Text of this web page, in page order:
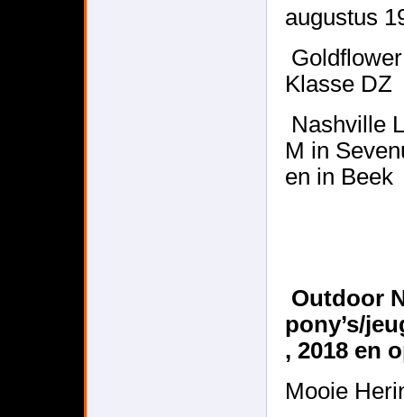
augustus
Klasse DZ
Nashville
M in
en in Beek
Outdoor
pony’s/
, 2018 en
Mooie